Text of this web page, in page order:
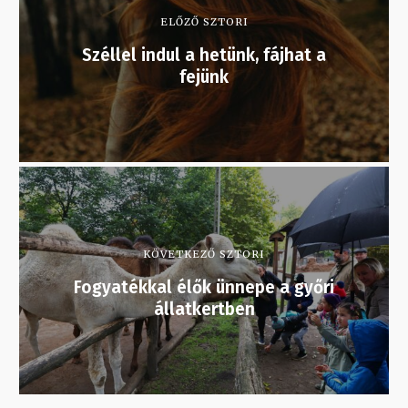
ELŐZŐ SZTORI
Széllel indul a hetünk, fájhat a
fejünk
KÖVETKEZŐ SZTORI
Fogyatékkal élők ünnepe a győri
állatkertben